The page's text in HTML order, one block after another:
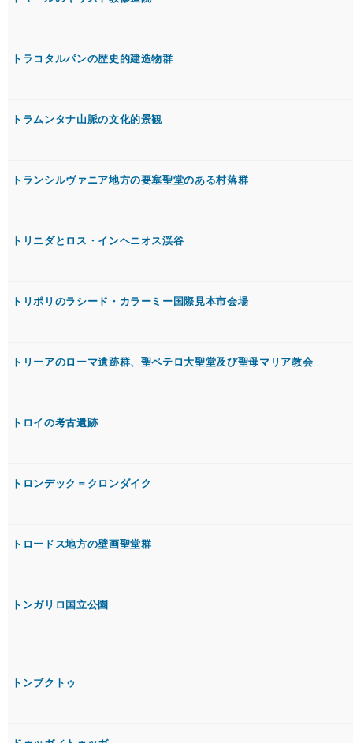
トラコタルパンの歴史的建造物群
トラムンタナ山脈の文化的景観
トランシルヴァニア地方の要塞聖堂のある村落群
トリニダとロス・インヘニオス渓谷
トリポリのラシード・カラーミー国際見本市会場
トリーアのローマ遺跡群、聖ペテロ大聖堂及び聖母マリア教会
トロイの考古遺跡
トロンデック＝クロンダイク
トロードス地方の壁画聖堂群
トンガリロ国立公園
トンブクトゥ